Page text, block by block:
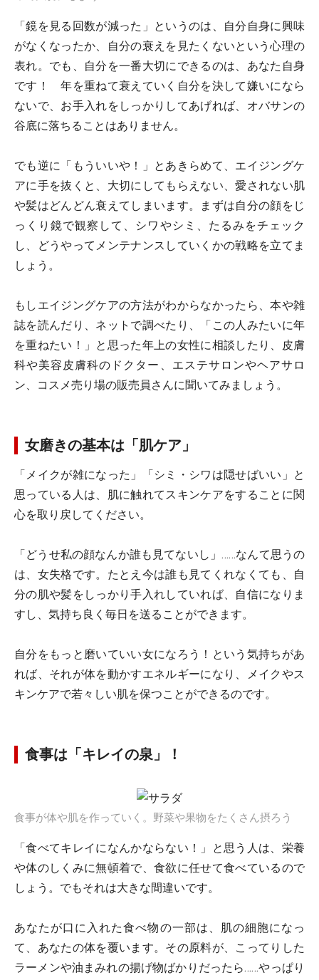
「鏡を見る回数が減った」というのは、自分自身に興味
がなくなったか、自分の衰えを見たくないという心理の
表れ。でも、自分を一番大切にできるのは、あなた自身
です！ 年を重ねて衰えていく自分を決して嫌いになら
ないで、お手入れをしっかりしてあげれば、オバサンの
谷底に落ちることはありません。
でも逆に「もういいや！」とあきらめて、エイジングケ
アに手を抜くと、大切にしてもらえない、愛されない肌
や髪はどんどん衰えてしまいます。まずは自分の顔をじ
っくり鏡で観察して、シワやシミ、たるみをチェック
し、どうやってメンテナンスしていくかの戦略を立てま
しょう。
もしエイジングケアの方法がわからなかったら、本や雑
誌を読んだり、ネットで調べたり、「この人みたいに年
を重ねたい！」と思った年上の女性に相談したり、皮膚
科や美容皮膚科のドクター、エステサロンやヘアサロ
ン、コスメ売り場の販売員さんに聞いてみましょう。
女磨きの基本は「肌ケア」
「メイクが雑になった」「シミ・シワは隠せばいい」と
思っている人は、肌に触れてスキンケアをすることに関
心を取り戻してください。
「どうせ私の顔なんか誰も見てないし」……なんて思うの
は、女失格です。たとえ今は誰も見てくれなくても、自
分の肌や髪をしっかり手入れしていれば、自信になりま
すし、気持ち良く毎日を送ることができます。
自分をもっと磨いていい女になろう！という気持ちがあ
れば、それが体を動かすエネルギーになり、メイクやス
キンケアで若々しい肌を保つことができるのです。
食事は「キレイの泉」！
食事が体や肌を作っていく。野菜や果物をたくさん摂ろう
「食べてキレイになんかならない！」と思う人は、栄養
や体のしくみに無頓着で、食欲に任せて食べているので
しょう。でもそれは大きな間違いです。
あなたが口に入れた食べ物の一部は、肌の細胞になっ
て、あなたの体を覆います。その原料が、こってりした
ラーメンや油まみれの揚げ物ばかりだったら……やっぱり